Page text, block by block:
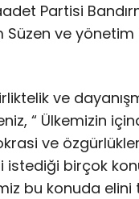
Partisi
Süzen ve
ve
“ Ülkemizin
ve
istediği birçok
bu konuda elini